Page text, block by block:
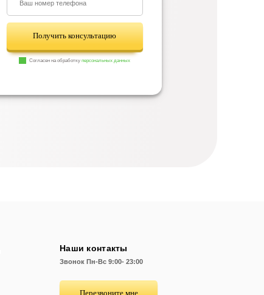
Получить консультацию
Согласен на обработкуперсональных данных
Наши контакты
Звонок Пн-Вс 9:00- 23:00
Перезвоните мне